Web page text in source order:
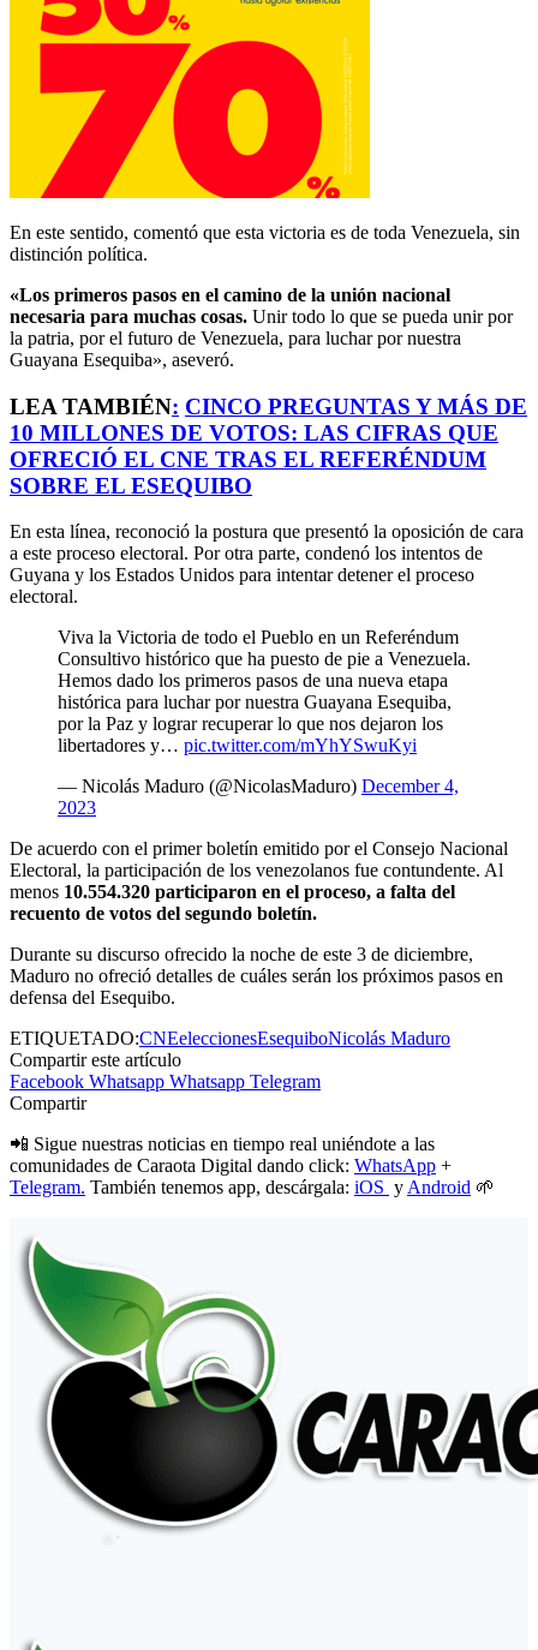
En este sentido, comentó que esta victoria es de toda Venezuela, sin
distinción política.
«Los primeros pasos en el camino de la unión nacional
necesaria para muchas cosas. Unir todo lo que se pueda unir por
la patria, por el futuro de Venezuela, para luchar por nuestra
Guayana Esequiba», aseveró.
LEA TAMBIÉN: CINCO PREGUNTAS Y MÁS DE
10 MILLONES DE VOTOS: LAS CIFRAS QUE
OFRECIÓ EL CNE TRAS EL REFERÉNDUM
SOBRE EL ESEQUIBO
En esta línea, reconoció la postura que presentó la oposición de cara
a este proceso electoral. Por otra parte, condenó los intentos de
Guyana y los Estados Unidos para intentar detener el proceso
electoral.
Viva la Victoria de todo el Pueblo en un Referéndum
Consultivo histórico que ha puesto de pie a Venezuela.
Hemos dado los primeros pasos de una nueva etapa
histórica para luchar por nuestra Guayana Esequiba,
por la Paz y lograr recuperar lo que nos dejaron los
libertadores y… pic.twitter.com/mYhYSwuKyi
— Nicolás Maduro (@NicolasMaduro) December 4,
2023
De acuerdo con el primer boletín emitido por el Consejo Nacional
Electoral, la participación de los venezolanos fue contundente. Al
menos 10.554.320 participaron en el proceso, a falta del
recuento de votos del segundo boletín.
Durante su discurso ofrecido la noche de este 3 de diciembre,
Maduro no ofreció detalles de cuáles serán los próximos pasos en
defensa del Esequibo.
ETIQUETADO:CNEeleccionesEsequiboNicolás Maduro
Compartir este artículo
Facebook Whatsapp Whatsapp Telegram
Compartir
📲 Sigue nuestras noticias en tiempo real uniéndote a las
comunidades de Caraota Digital dando click: WhatsApp +
Telegram. También tenemos app, descárgala: iOS y Android 🌱